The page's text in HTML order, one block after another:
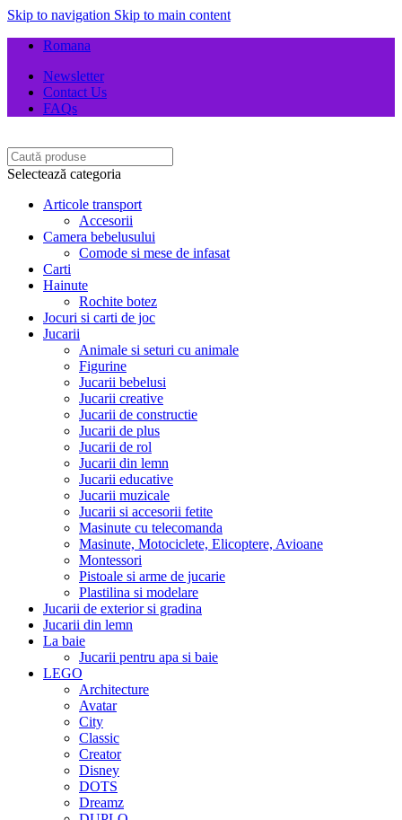
Skip to navigation Skip to main content
Romana
Newsletter
Contact Us
FAQs
Selectează categoria
Articole transport
Accesorii
Camera bebelusului
Comode si mese de infasat
Carti
Hainute
Rochite botez
Jocuri si carti de joc
Jucarii
Animale si seturi cu animale
Figurine
Jucarii bebelusi
Jucarii creative
Jucarii de constructie
Jucarii de plus
Jucarii de rol
Jucarii din lemn
Jucarii educative
Jucarii muzicale
Jucarii si accesorii fetite
Masinute cu telecomanda
Masinute, Motociclete, Elicoptere, Avioane
Montessori
Pistoale si arme de jucarie
Plastilina si modelare
Jucarii de exterior si gradina
Jucarii din lemn
La baie
Jucarii pentru apa si baie
LEGO
Architecture
Avatar
City
Classic
Creator
Disney
DOTS
Dreamz